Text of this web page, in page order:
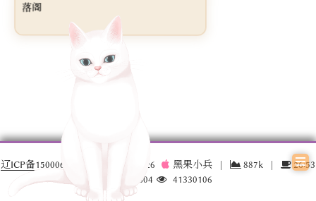
辽ICP备15000696号-3 2026 黑果小兵 | 887k |
26:53
17030604
41330106
落阁